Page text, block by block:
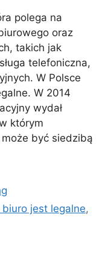
polega na
oraz
takich jak
telefoniczna,
W Polsce
W 2014
wydał
którym
być siedzibą
jest legalne,